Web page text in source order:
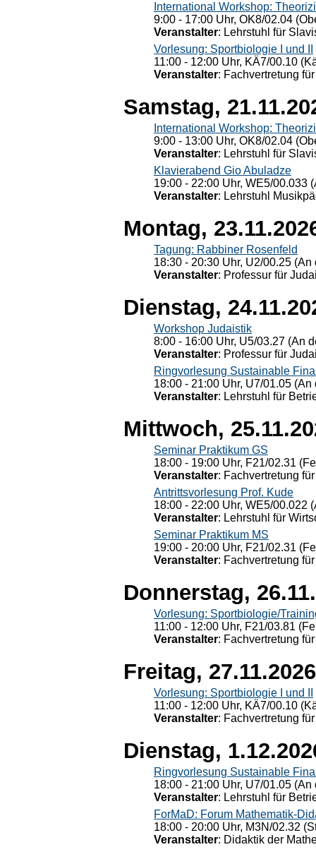
International Workshop:
9:00 - 17:00 Uhr, OK8/02.04
Veranstalter: Lehrstuhl für
Vorlesung: Sportbiologie I und II
11:00 - 12:00 Uhr, KÄ7/00.10
Veranstalter: Fachvertretung
Samstag,
International Workshop:
9:00 - 13:00 Uhr, OK8/02.04
Veranstalter: Lehrstuhl für
Klavierabend Gio Abuladze
19:00 - 22:00 Uhr, WE5/00.033
Veranstalter: Lehrstuhl
Montag,
Tagung: Rabbiner Rosenfeld
18:30 - 20:30 Uhr, U2/00.25
Veranstalter: Professur für
Dienstag,
Workshop Judaistik
8:00 - 16:00 Uhr, U5/03.27 (An
Veranstalter: Professur für
Ringvorlesung Sustainable
18:00 - 21:00 Uhr, U7/01.05
Veranstalter: Lehrstuhl für
Mittwoch,
Seminar Praktikum GS
18:00 - 19:00 Uhr, F21/02.31
Veranstalter: Fachvertretung
Antrittsvorlesung Prof. Kude
18:00 - 22:00 Uhr, WE5/00.022
Veranstalter: Lehrstuhl für
Seminar Praktikum MS
19:00 - 20:00 Uhr, F21/02.31
Veranstalter: Fachvertretung
Donnerstag,
Vorlesung: Sportbiologie/
11:00 - 12:00 Uhr, F21/03.81
Veranstalter: Fachvertretung
Freitag, 27.11.2026
Vorlesung: Sportbiologie I und II
11:00 - 12:00 Uhr, KÄ7/00.10
Veranstalter: Fachvertretung
Dienstag,
Ringvorlesung Sustainable
18:00 - 21:00 Uhr, U7/01.05
Veranstalter: Lehrstuhl für
ForMaD: Forum Mathematik-
18:00 - 20:00 Uhr, M3N/02.32
Veranstalter: Didaktik der